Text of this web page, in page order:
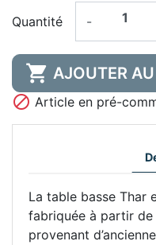
Quantité -
 AJOUTER
 Article en pré-
La table basse Thar
fabriquée à partir de
provenant